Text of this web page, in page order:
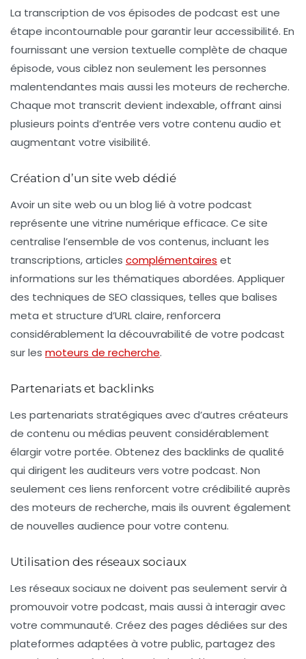
La transcription de vos épisodes de podcast est une
étape incontournable pour garantir leur accessibilité. En
fournissant une version textuelle complète de chaque
épisode, vous ciblez non seulement les personnes
malentendantes mais aussi les moteurs de recherche.
Chaque mot transcrit devient indexable, offrant ainsi
plusieurs points d’entrée vers votre contenu audio et
augmentant votre visibilité.
Création d’un site web dédié
Avoir un site web ou un blog lié à votre podcast
représente une vitrine numérique efficace. Ce site
centralise l’ensemble de vos contenus, incluant les
transcriptions, articles complémentaires et
informations sur les thématiques abordées. Appliquer
des techniques de SEO classiques, telles que balises
meta et structure d’URL claire, renforcera
considérablement la découvrabilité de votre podcast
sur les moteurs de recherche.
Partenariats et backlinks
Les partenariats stratégiques avec d’autres créateurs
de contenu ou médias peuvent considérablement
élargir votre portée. Obtenez des backlinks de qualité
qui dirigent les auditeurs vers votre podcast. Non
seulement ces liens renforcent votre crédibilité auprès
des moteurs de recherche, mais ils ouvrent également
de nouvelles audience pour votre contenu.
Utilisation des réseaux sociaux
Les réseaux sociaux ne doivent pas seulement servir à
promouvoir votre podcast, mais aussi à interagir avec
votre communauté. Créez des pages dédiées sur des
plateformes adaptées à votre public, partagez des